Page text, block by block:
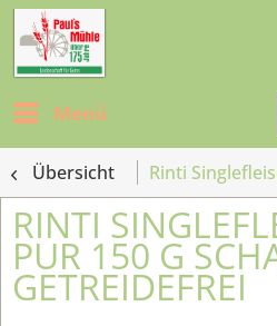
Menü
Übersicht Rinti
RINTI
PUR 150 G
GETREIDEFREI